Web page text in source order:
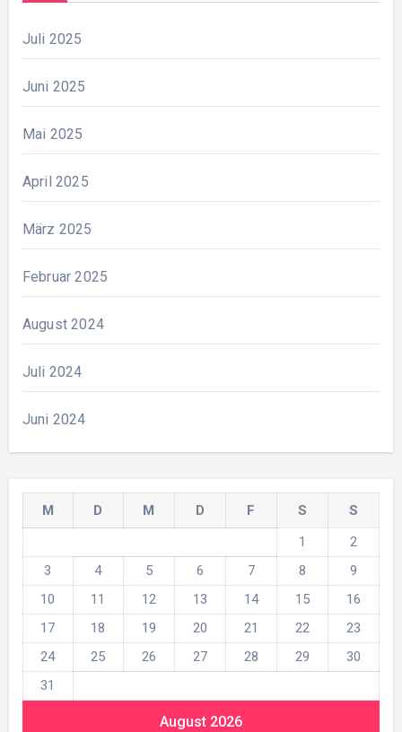
Juli 2025
Juni 2025
Mai 2025
April 2025
März 2025
Februar 2025
August 2024
Juli 2024
Juni 2024
August 2026
M D M D F S
S
1
2
3
4 5 6 7 8
9
10
11 12 13 14 15
16
17
18 19 20 21 22
23
24
25 26 27 28 29
30
31